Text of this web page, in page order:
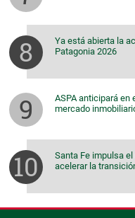
Ya está abierta la
Patagonia 2026
ASPA anticipará en
mercado
Santa Fe impulsa
acelerar la